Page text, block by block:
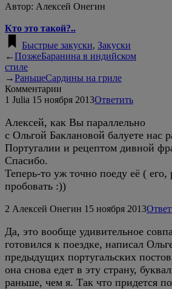
Автор: Алексей Онегин
Кто это такой?..
Быстрые закуски, Закуски
←ПозжеБаранина в индийском
стиле
→РаньшеСардины на гриле
Комментарии
1 Julia 15 ноября 2013Ответить
Алексей, как Вы параллельно
с Ольгой Баклановой балуете нас
Португалии и рецептом дивной
Спасибо.
Теперь-то уж точно поеду её ( его,
пробовать :))
2 Алексей Онегин 15 ноября 2013
Да, это вообще удивительное
готовился к поездке, написал
предыдущих португальских
она снова едет в эту страну,
раньше, чем я. Так что придется